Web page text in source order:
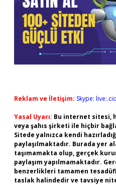
Reklam ve İletişim: Skype:
Yasal Uyarı: Bu internet sitesi,
veya şahıs şirketi ile hiçbir
Sitede yalnızca kendi
paylaşılmaktadır. Burada yer
taşımamakta olup, gerçek
paylaşım yapılmamaktadır.
benzerlikleri tamamen
taslak halindedir ve tavsiye